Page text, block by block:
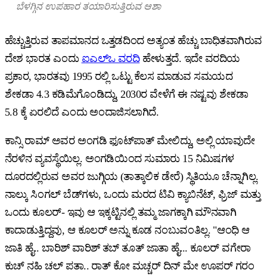
ಬೆಳಗ್ಗಿನ ಉಪಹಾರ ತಯಾರಿಸುತ್ತಿರುವ ಆಶಾ
ಹೆಚ್ಚುತ್ತಿರುವ ತಾಪಮಾನದ ಒತ್ತಡದಿಂದ ಅತ್ಯಂತ ಹೆಚ್ಚು ಬಾಧಿತವಾಗಿರುವ
ದೇಶ ಭಾರತ ಎಂದು ಐಎಲ್‌ಒ ವರದಿಹೇಳುತ್ತದೆ. ಇದೇ ವರದಿಯ
ಪ್ರಕಾರ, ಭಾರತವು 1995 ರಲ್ಲಿ ಒಟ್ಟು ಕೆಲಸ ಮಾಡುವ ಸಮಯದ
ಶೇಕಡಾ 4.3 ಕಡಿಮೆಗೊಂಡಿದ್ದು, 2030ರ ವೇಳೆಗೆ ಈ ನಷ್ಟವು ಶೇಕಡಾ
5.8 ಕ್ಕೆ ಏರಲಿದೆ ಎಂದು ಅಂದಾಜಿಸಲಾಗಿದೆ.
ಕಾನ್ಸಿ ರಾಮ್ ಅವರ ಅಂಗಡಿ ಫೂಟ್‌ಪಾತ್‌ ಮೇಲಿದ್ದು, ಅಲ್ಲಿ ಯಾವುದೇ
ನೆರಳಿನ ವ್ಯವಸ್ಥೆಯಿಲ್ಲ. ಅಂಗಡಿಯಿಂದ ಸುಮಾರು 15 ನಿಮಿಷಗಳ
ದೂರದಲ್ಲಿರುವ ಅವರ ಜುಗ್ಗಿಯ (ತಾತ್ಕಾಲಿಕ ಡೇರೆ) ಸ್ಥಿತಿಯೂ ಚೆನ್ನಾಗಿಲ್ಲ.
ನಾಲ್ಕು ಸಿಂಗಲ್‌ ಬೆಡ್‌ಗಳು, ಒಂದು ಮರದ ಟಿವಿ ಕ್ಯಾಬಿನೆಟ್, ಫ್ರಿಜ್ ಮತ್ತು
ಒಂದು ಕೂಲರ್‌- ಇವು ಆ ಇಕ್ಕಟ್ಟಿನಲ್ಲಿ ತಮ್ಮ ಜಾಗಕ್ಕಾಗಿ ಮೌನವಾಗಿ
ಕಾದಾಡುತ್ತಿದ್ದವು, ಆ ಕೂಲರ್ ಅನ್ನು ಕೂಡ ನಂಬುವಂತಿಲ್ಲ. "ಆಂಧಿ ಆ
ಜಾತಿ ಹೈ.. ಬಾರಿಶ್ ವಾರಿಶ್ ತಬ್ ತೂತ್ ಜಾತಾ ಹೈ... ಕೂಲರ್ ವಗೇರಾ
ಕುಚ್ ನಹಿ ಚಲ್ ಪತಾ.. ರಾತ್ ಕೋ ಮಚ್ಚರ್ ದಿನ್ ಮೇ ಊಪರ್ ಗರಂ